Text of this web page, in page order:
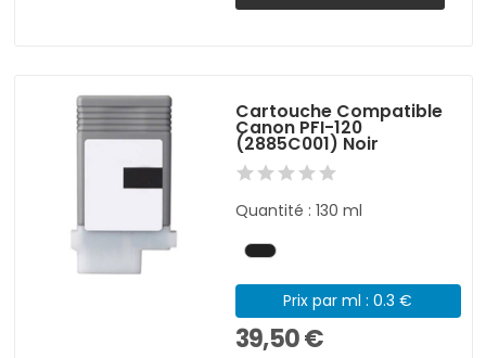
Cartouche Compatible
Canon PFI-120
(2885C001) Noir
Quantité : 130 ml
Prix par ml : 0.3 €
39,50 €